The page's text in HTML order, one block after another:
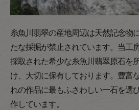
糸魚川翡翠の産地周辺は天然記念物
たな採掘が禁止されています。当工
採取された希少な糸魚川翡翠原石を
け、大切に保有しております。豊富
れの作品に最もふさわしい一石を選
作しています。